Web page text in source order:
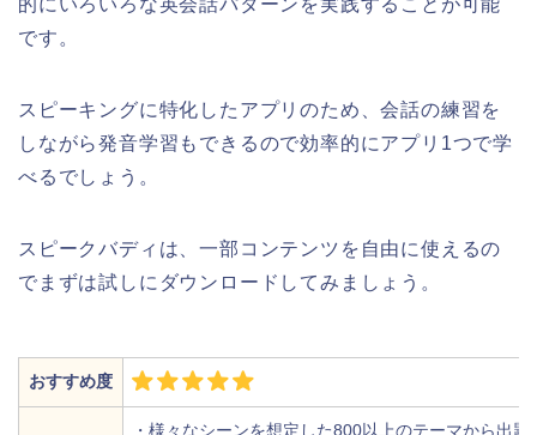
的にいろいろな英会話パターンを実践することが可能
です。
スピーキングに特化したアプリのため、会話の練習を
しながら発音学習もできるので効率的にアプリ1つで学
べるでしょう。
スピークバディは、一部コンテンツを自由に使えるの
でまずは試しにダウンロードしてみましょう。
おすすめ度
・様々なシーンを想定した800以上のテーマから出題